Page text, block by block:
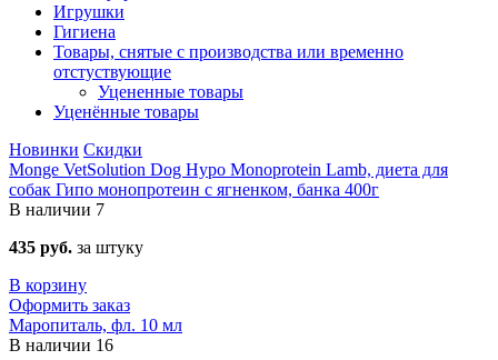
Игрушки
Гигиена
Товары, снятые с производства или временно
отстуствующие
Уцененные товары
Уценённые товары
Новинки Скидки
Monge VetSolution Dog Hypo Monoprotein Lamb, диета для
собак Гипо монопротеин с ягненком, банка 400г
В наличии 7
435 руб. за штуку
В корзину
Оформить заказ
Маропиталь, фл. 10 мл
В наличии 16